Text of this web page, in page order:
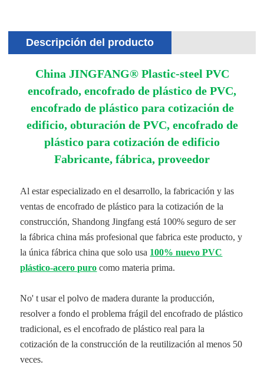
Descripción del producto
China JINGFANG® Plastic-steel PVC
encofrado, encofrado de plástico de PVC,
encofrado de plástico para cotización de
edificio, obturación de PVC, encofrado de
plástico para cotización de edificio
Fabricante, fábrica, proveedor
Al estar especializado en el desarrollo, la fabricación y las
ventas de encofrado de plástico para la cotización de la
construcción, Shandong Jingfang está 100% seguro de ser
la fábrica china más profesional que fabrica este producto, y
la única fábrica china que solo usa 100% nuevo PVC
plástico-acero puro como materia prima.
No' t usar el polvo de madera durante la producción,
resolver a fondo el problema frágil del encofrado de plástico
tradicional, es el encofrado de plástico real para la
cotización de la construcción de la reutilización al menos 50
veces.